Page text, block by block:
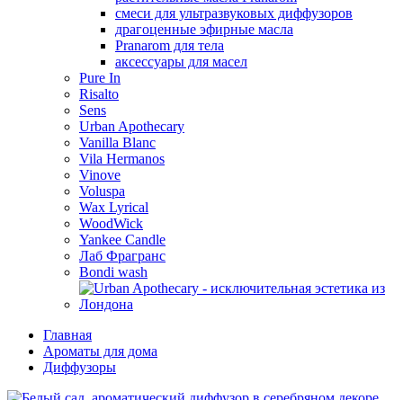
смеси для ультразвуковых диффузоров
драгоценные эфирные масла
Pranarom для тела
аксессуары для масел
Pure In
Risalto
Sens
Urban Apothecary
Vanilla Blanc
Vila Hermanos
Vinove
Voluspa
Wax Lyrical
WoodWick
Yankee Candle
Лаб Фрагранс
Bondi wash
Главная
Ароматы для дома
Диффузоры